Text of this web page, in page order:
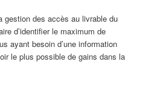
gestion des accès au livrable du
d’identifier le maximum de
ayant besoin d’une information
le plus possible de gains dans la